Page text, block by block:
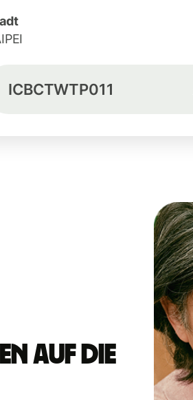
ICBCTWTP011
auf die